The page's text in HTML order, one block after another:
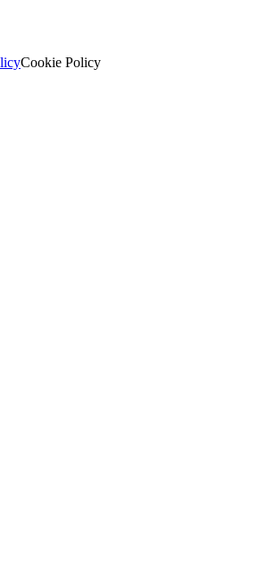
Cookie Policy